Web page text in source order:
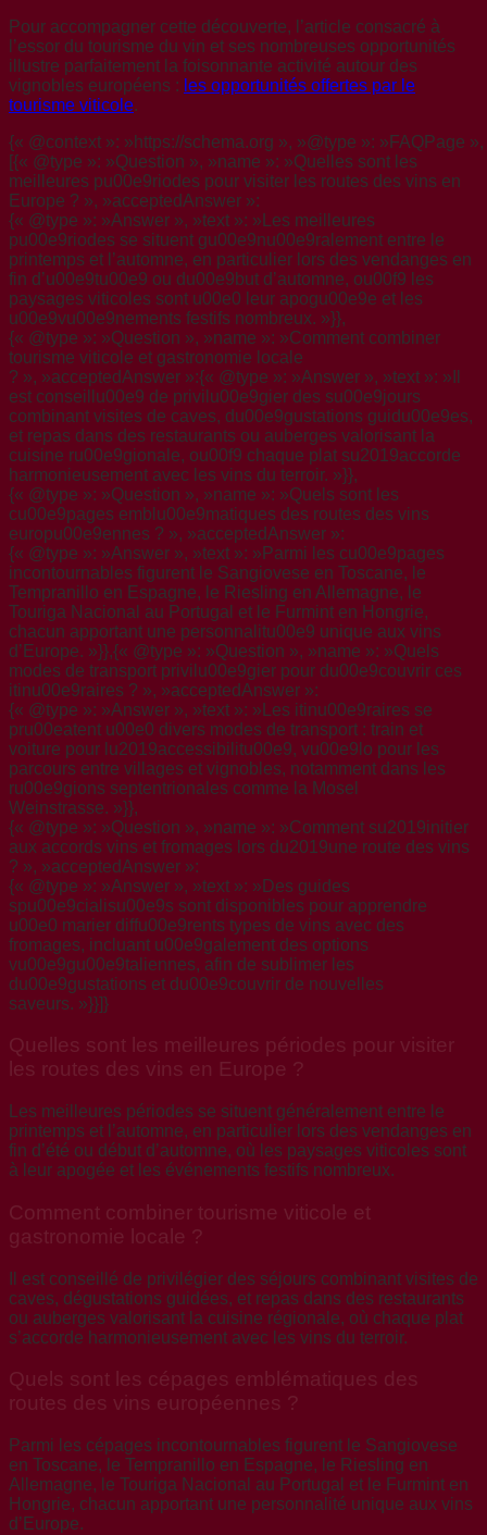
Pour accompagner cette découverte, l’article consacré à
l’essor du tourisme du vin et ses nombreuses opportunités
illustre parfaitement la foisonnante activité autour des
vignobles européens : les opportunités offertes par le
tourisme viticole.
{« @context »: »https://schema.org », »@type »: »FAQPage
[{« @type »: »Question », »name »: »Quelles sont les
meilleures pu00e9riodes pour visiter les routes des vins en
Europe ? », »acceptedAnswer »:
{« @type »: »Answer », »text »: »Les meilleures
pu00e9riodes se situent gu00e9nu00e9ralement entre le
printemps et l’automne, en particulier lors des vendanges en
fin d’u00e9tu00e9 ou du00e9but d’automne, ou00f9 les
paysages viticoles sont u00e0 leur apogu00e9e et les
u00e9vu00e9nements festifs nombreux. »}},
{« @type »: »Question », »name »: »Comment combiner
tourisme viticole et gastronomie locale
? », »acceptedAnswer »:{« @type »: »Answer », »text »: »Il
est conseillu00e9 de privilu00e9gier des su00e9jours
combinant visites de caves, du00e9gustations guidu00e9es,
et repas dans des restaurants ou auberges valorisant la
cuisine ru00e9gionale, ou00f9 chaque plat su2019accorde
harmonieusement avec les vins du terroir. »}},
{« @type »: »Question », »name »: »Quels sont les
cu00e9pages emblu00e9matiques des routes des vins
europu00e9ennes ? », »acceptedAnswer »:
{« @type »: »Answer », »text »: »Parmi les cu00e9pages
incontournables figurent le Sangiovese en Toscane, le
Tempranillo en Espagne, le Riesling en Allemagne, le
Touriga Nacional au Portugal et le Furmint en Hongrie,
chacun apportant une personnalitu00e9 unique aux vins
d’Europe. »}},{« @type »: »Question », »name »: »Quels
modes de transport privilu00e9gier pour du00e9couvrir ces
itinu00e9raires ? », »acceptedAnswer »:
{« @type »: »Answer », »text »: »Les itinu00e9raires se
pru00eatent u00e0 divers modes de transport : train et
voiture pour lu2019accessibilitu00e9, vu00e9lo pour les
parcours entre villages et vignobles, notamment dans les
ru00e9gions septentrionales comme la Mosel
Weinstrasse. »}},
{« @type »: »Question », »name »: »Comment su2019initier
aux accords vins et fromages lors du2019une route des vins
? », »acceptedAnswer »:
{« @type »: »Answer », »text »: »Des guides
spu00e9cialisu00e9s sont disponibles pour apprendre
u00e0 marier diffu00e9rents types de vins avec des
fromages, incluant u00e9galement des options
vu00e9gu00e9taliennes, afin de sublimer les
du00e9gustations et du00e9couvrir de nouvelles
saveurs. »}}]}
Quelles sont les meilleures périodes pour visiter
les routes des vins en Europe ?
Les meilleures périodes se situent généralement entre le
printemps et l’automne, en particulier lors des vendanges en
fin d’été ou début d’automne, où les paysages viticoles sont
à leur apogée et les événements festifs nombreux.
Comment combiner tourisme viticole et
gastronomie locale ?
Il est conseillé de privilégier des séjours combinant visites de
caves, dégustations guidées, et repas dans des restaurants
ou auberges valorisant la cuisine régionale, où chaque plat
s’accorde harmonieusement avec les vins du terroir.
Quels sont les cépages emblématiques des
routes des vins européennes ?
Parmi les cépages incontournables figurent le Sangiovese
en Toscane, le Tempranillo en Espagne, le Riesling en
Allemagne, le Touriga Nacional au Portugal et le Furmint en
Hongrie, chacun apportant une personnalité unique aux vins
d’Europe.